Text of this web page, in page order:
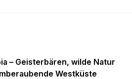
kennen: von
aus persönlichen Geschichten und
– für Fernreise, Städtetrip oder
– Geisterbären, wilde Natur
Westküste